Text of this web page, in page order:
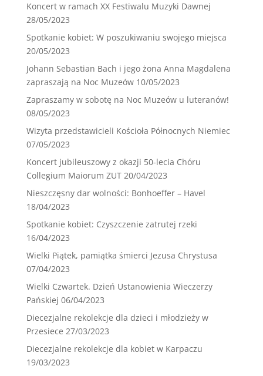
Koncert w ramach XX Festiwalu Muzyki Dawnej
28/05/2023
Spotkanie kobiet: W poszukiwaniu swojego miejsca
20/05/2023
Johann Sebastian Bach i jego żona Anna Magdalena
zapraszają na Noc Muzeów 10/05/2023
Zapraszamy w sobotę na Noc Muzeów u luteranów!
08/05/2023
Wizyta przedstawicieli Kościoła Północnych Niemiec
07/05/2023
Koncert jubileuszowy z okazji 50-lecia Chóru
Collegium Maiorum ZUT 20/04/2023
Nieszczęsny dar wolności: Bonhoeffer – Havel
18/04/2023
Spotkanie kobiet: Czyszczenie zatrutej rzeki
16/04/2023
Wielki Piątek, pamiątka śmierci Jezusa Chrystusa
07/04/2023
Wielki Czwartek. Dzień Ustanowienia Wieczerzy
Pańskiej 06/04/2023
Diecezjalne rekolekcje dla dzieci i młodzieży w
Przesiece 27/03/2023
Diecezjalne rekolekcje dla kobiet w Karpaczu
19/03/2023